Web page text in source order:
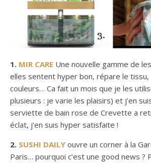
1. MIR CARE Une nouvelle gamme de
elles sentent hyper bon, répare le tissu,
couleurs… Ca fait un mois que je les
plusieurs : je varie les plaisirs) et j’en
serviette de bain rose de Crevette a
éclat, j’en suis hyper satisfaite !
2. SUSHI DAILY ouvre un corner à la
Paris… pourquoi c’est une good news ?